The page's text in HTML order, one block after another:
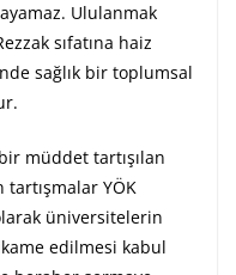
Ululanmak
sıfatına haiz
sağlık bir toplumsal
müddet tartışılan
YÖK
üniversitelerin
edilmesi kabul